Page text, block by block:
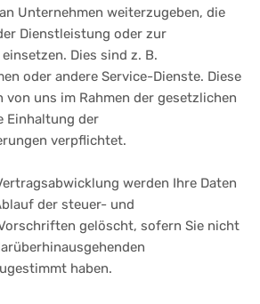
Unternehmen weiterzugeben, die
Dienstleistung oder zur
Dies sind z. B.
oder andere Service-Dienste. Diese
von uns im Rahmen der gesetzlichen
Einhaltung der
verpflichtet.
werden Ihre Daten
der steuer- und
gelöscht, sofern Sie nicht
haben.